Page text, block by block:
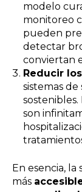
modelo
monitoreo
pueden
detectar
conviertan
Reducir
sistemas
son
En esencia,
más